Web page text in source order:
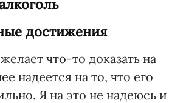
достижения
что-то доказать на
надеется на то, что его
Я на это не надеюсь и